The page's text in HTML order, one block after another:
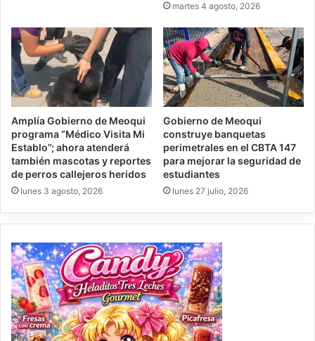
martes 4 agosto, 2026
Amplía Gobierno de Meoqui
programa “Médico Visita Mi
Establo”; ahora atenderá
también mascotas y reportes
de perros callejeros heridos
lunes 3 agosto, 2026
Gobierno de Meoqui
construye banquetas
perimetrales en el CBTA 147
para mejorar la seguridad de
estudiantes
lunes 27 julio, 2026